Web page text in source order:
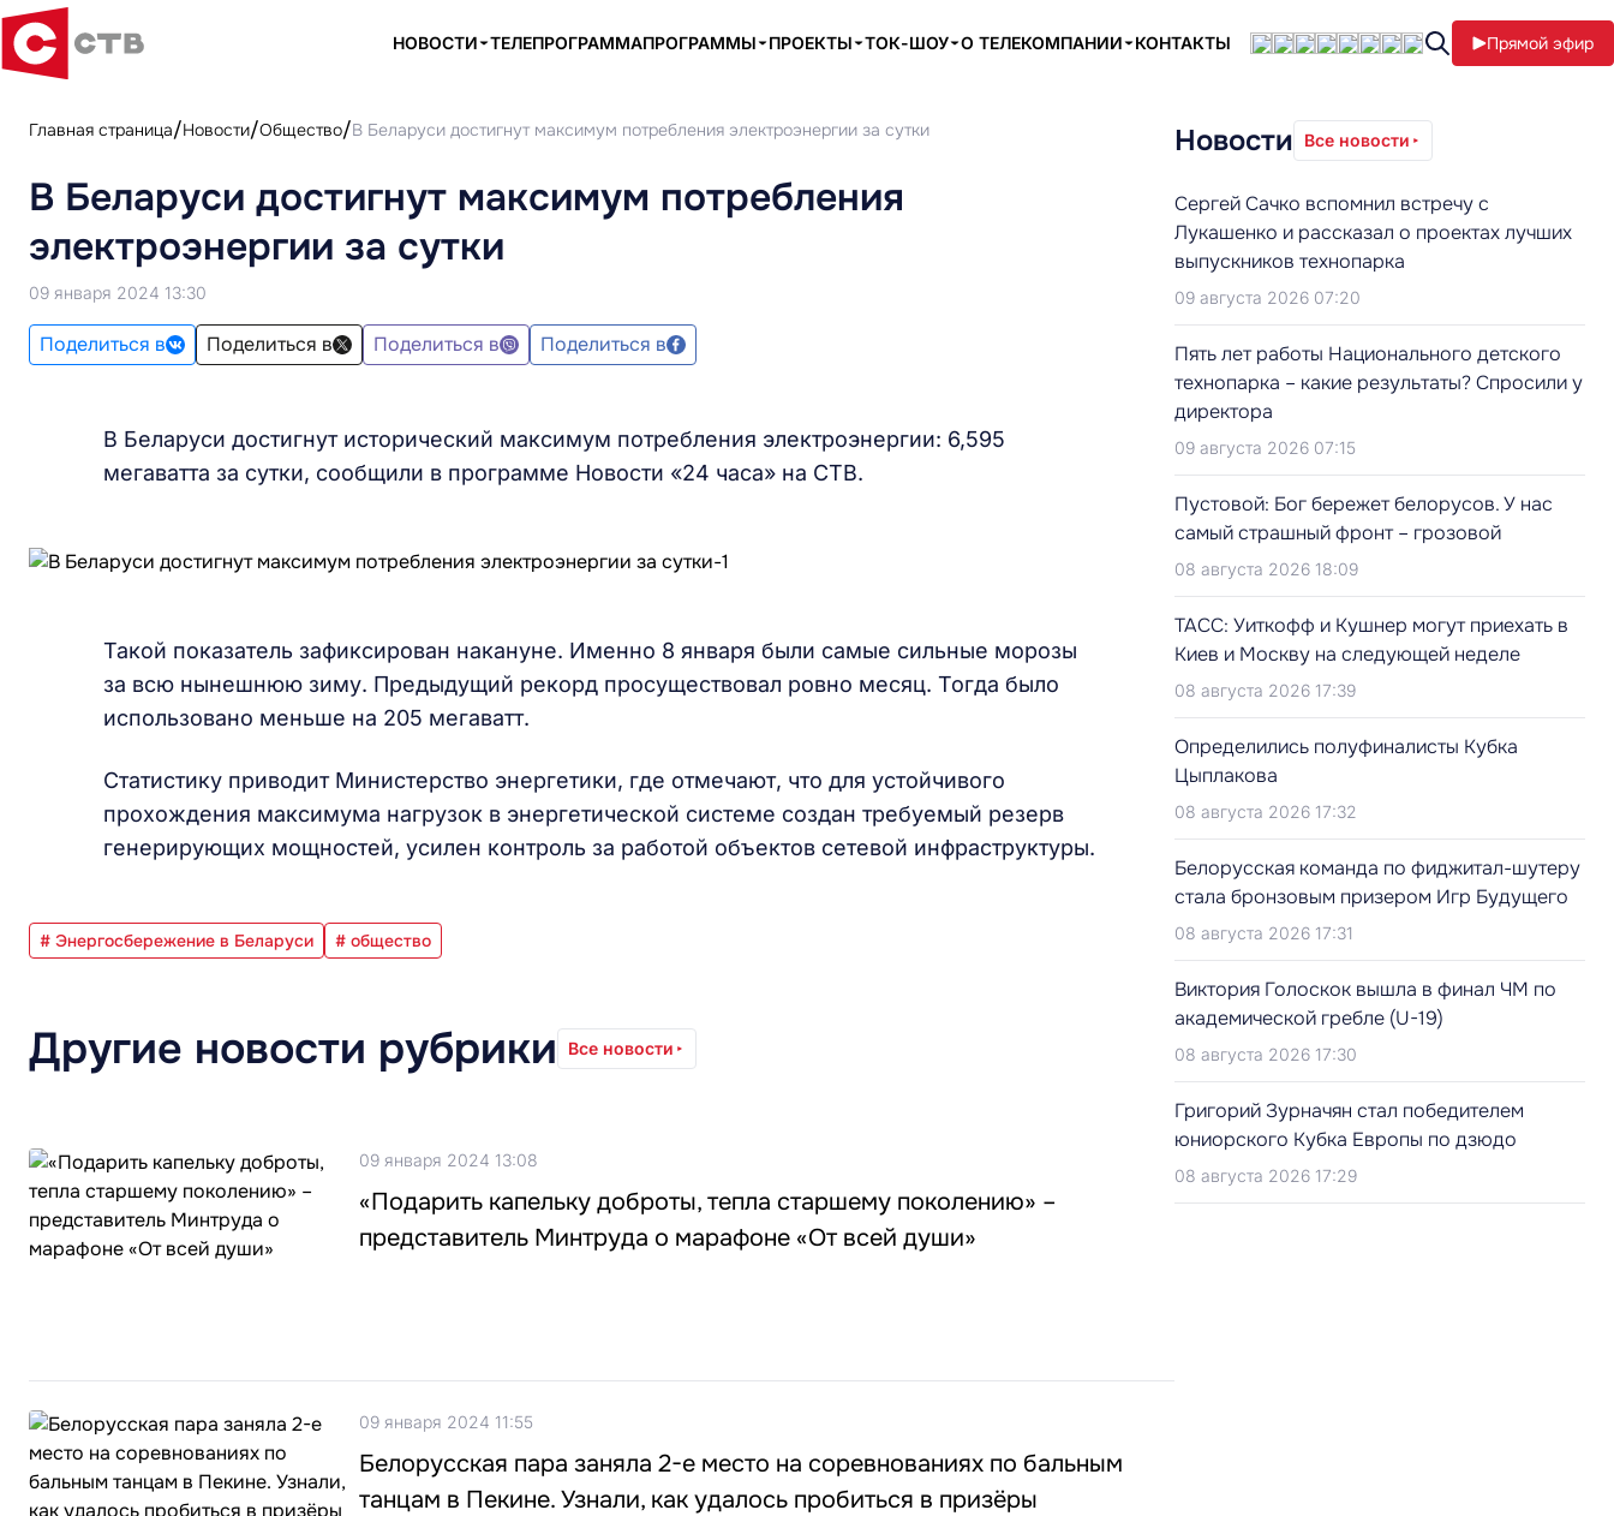
НОВОСТИ ТЕЛЕПРОГРАММАПРОГРАММЫ ПРОЕКТЫ ТОК-ШОУ О ТЕЛЕКОМПАНИИ КОНТАКТЫ Прямой эфир
Главная страница Новости Общество В Беларуси достигнут максимум потребления электроэнергии за сутки
В Беларуси достигнут максимум потребления
электроэнергии за сутки
09 января 2024 13:30
Поделиться в Поделиться в Поделиться в Поделиться в
В Беларуси достигнут исторический максимум потребления электроэнергии: 6,595
мегаватта за сутки, сообщили в программе Новости «24 часа» на СТВ.
Такой показатель зафиксирован накануне. Именно 8 января были самые сильные морозы
за всю нынешнюю зиму. Предыдущий рекорд просуществовал ровно месяц. Тогда было
использовано меньше на 205 мегаватт.
Статистику приводит Министерство энергетики, где отмечают, что для устойчивого
прохождения максимума нагрузок в энергетической системе создан требуемый резерв
генерирующих мощностей, усилен контроль за работой объектов сетевой инфраструктуры.
# Энергосбережение в Беларуси # общество
Другие новости рубрики Все новости
09 января 2024 13:08
«Подарить капельку доброты, тепла старшему поколению» –
представитель Минтруда о марафоне «От всей души»
09 января 2024 11:55
Белорусская пара заняла 2-е место на соревнованиях по бальным
танцам в Пекине. Узнали, как удалось пробиться в призёры
Новости Все новости
Сергей Сачко вспомнил встречу с
Лукашенко и рассказал о проектах лучших
выпускников технопарка
09 августа 2026 07:20
Пять лет работы Национального детского
технопарка – какие результаты? Спросили у
директора
09 августа 2026 07:15
Пустовой: Бог бережет белорусов. У нас
самый страшный фронт – грозовой
08 августа 2026 18:09
ТАСС: Уиткофф и Кушнер могут приехать в
Киев и Москву на следующей неделе
08 августа 2026 17:39
Определились полуфиналисты Кубка
Цыплакова
08 августа 2026 17:32
Белорусская команда по фиджитал-шутеру
стала бронзовым призером Игр Будущего
08 августа 2026 17:31
Виктория Голоскок вышла в финал ЧМ по
академической гребле (U-19)
08 августа 2026 17:30
Григорий Зурначян стал победителем
юниорского Кубка Европы по дзюдо
08 августа 2026 17:29